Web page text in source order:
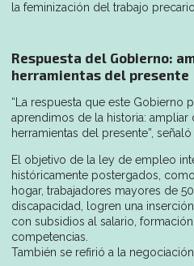
la feminización del trabajo
Respuesta del Gobierno:
herramientas del presente
“La respuesta que este Gobierno
aprendimos de la historia: ampliar
herramientas del presente”,
El objetivo de la ley de empleo
históricamente postergados,
hogar, trabajadores mayores de
discapacidad, logren una
con subsidios al salario,
competencias.
También se refirió a la